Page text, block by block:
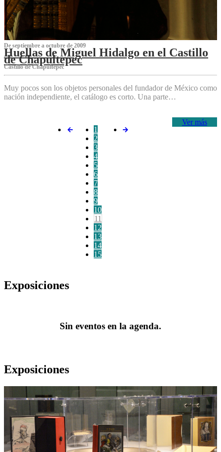
De septiembre a octubre de 2009
Huellas de Miguel Hidalgo en el Castillo
de Chapultepec
Castillo de Chapultepec
Muy pocos son los objetos personales del fundador de México como
nación independiente, el catálogo es corto. Una parte…
Ver más
1
2
3
4
5
6
7
8
9
10
11
12
13
14
15
Exposiciones
Sin eventos en la agenda.
Exposiciones